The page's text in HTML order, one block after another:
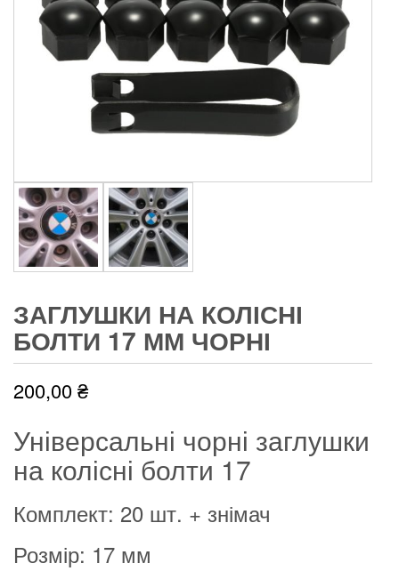
ЗАГЛУШКИ НА КОЛІСНІ
БОЛТИ 17 ММ ЧОРНІ
200,00₴
Універсальні чорні заглушки
на колісні болти 17
Комплект: 20 шт. + знімач
Розмір: 17 мм